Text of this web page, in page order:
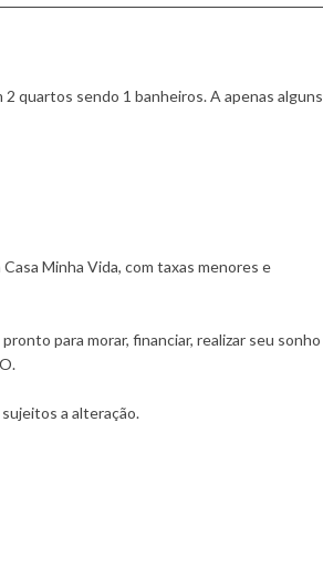
quartos sendo 1 banheiros. A apenas alguns
Minha Vida, com taxas menores e
para morar, financiar, realizar seu sonho
a alteração.